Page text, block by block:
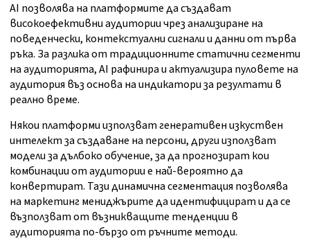
AI позволява на платформите да създават
високоефективни аудитории чрез анализиране на
поведенчески, контекстуални сигнали и данни от първа
ръка. За разлика от традиционните статични сегменти
на аудиторията, AI рафинира и актуализира пуловете на
аудитория въз основа на индикатори за резултати в
реално време.
Някои платформи използват генеративен изкуствен
интелект за създаване на персони, други използват
модели за дълбоко обучение, за да прогнозират кои
комбинации от аудитории е най-вероятно да
конвертират. Тази динамична сегментация позволява
на маркетинг мениджърите да идентифицират и да се
възползват от възникващите тенденции в
аудиторията по-бързо от ръчните методи.